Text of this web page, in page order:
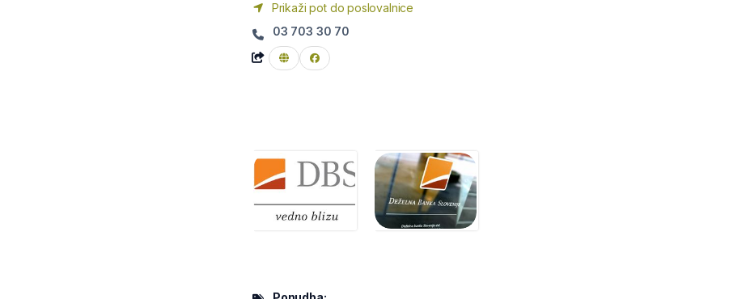
Prikaži pot do poslovalnice
03 703 30 70